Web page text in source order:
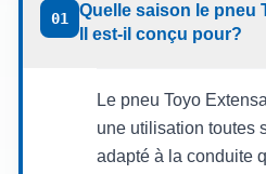
01
Quelle saison le pneu
II est-il conçu pour?
Le pneu Toyo
une utilisation toutes
adapté à la conduite